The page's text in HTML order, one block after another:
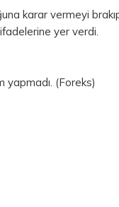
karar vermeyi
yer verdi.
yapmadı. (Foreks)